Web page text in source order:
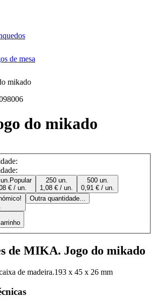
de mesa
mikado
do mikado
Popular
€ / un.
250 un.
1,08 € / un.
500 un.
0,91 € / un.
Outra quantidade...
de MIKA. Jogo do mikado
de madeira.193 x 45 x 26 mm